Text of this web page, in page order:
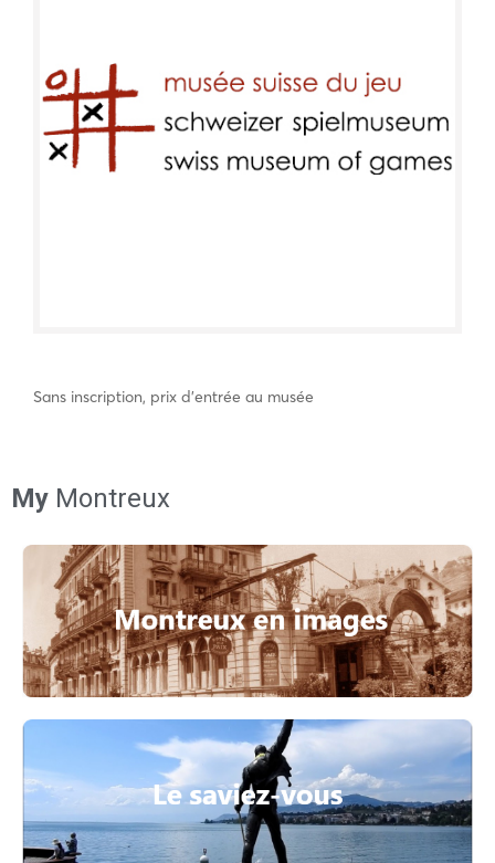
Sans inscription, prix d’entrée au musée
My Montreux